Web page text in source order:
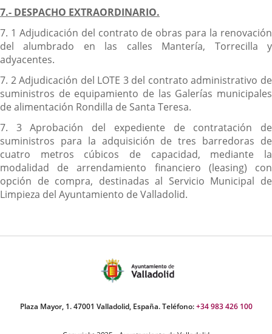
7.- DESPACHO EXTRAORDINARIO.
7. 1 Adjudicación del contrato de obras para la renovación
del alumbrado en las calles Mantería, Torrecilla y
adyacentes.
7. 2 Adjudicación del LOTE 3 del contrato administrativo de
suministros de equipamiento de las Galerías municipales
de alimentación Rondilla de Santa Teresa.
7. 3 Aprobación del expediente de contratación de
suministros para la adquisición de tres barredoras de
cuatro metros cúbicos de capacidad, mediante la
modalidad de arrendamiento financiero (leasing) con
opción de compra, destinadas al Servicio Municipal de
Limpieza del Ayuntamiento de Valladolid.
Plaza Mayor, 1. 47001 Valladolid, España. Teléfono:+34 983 426 100